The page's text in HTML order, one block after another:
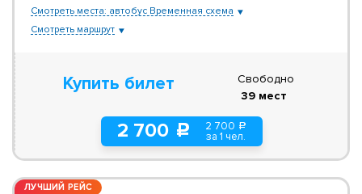
Смотреть места: автобус Временная схема
Смотреть маршрут
Купить билет
2 700 c 2 700 a
за 1 чел.
Свободно
39 мест
ЛУЧШИЙ РЕЙС